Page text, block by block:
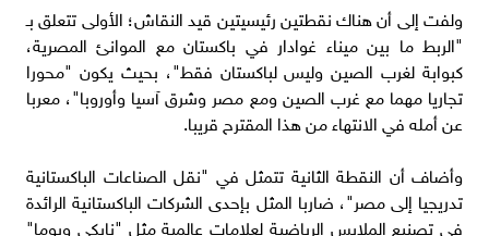
ولفت إلى أن هناك نقطتين رئيسيتين قيد النقاش؛ الأولى تتعلق بـ
"الربط ما بين ميناء غوادار في باكستان مع الموانئ المصرية،
كبوابة لغرب الصين وليس لباكستان فقط"، بحيث يكون "محورا
تجاريا مهما مع غرب الصين ومع مصر وشرق آسيا وأوروبا"، معربا
عن أمله في الانتهاء من هذا المقترح قريبا.
وأضاف أن النقطة الثانية تتمثل في "نقل الصناعات الباكستانية
تدريجيا إلى مصر"، ضاربا المثل بإحدى الشركات الباكستانية الرائدة
في تصنيع الملابس الرياضية لعلامات عالمية مثل "نايكي وبوما"